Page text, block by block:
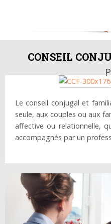
CONSEIL
Le conseil conjugal et
seule, aux couples ou aux
affective ou relationnelle,
accompagnés par un